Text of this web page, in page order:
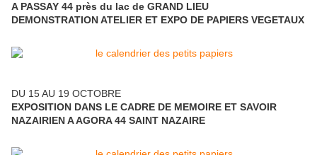
A PASSAY 44 près du lac de GRAND LIEU
DEMONSTRATION ATELIER ET EXPO DE PAPIERS VEGETAUX
DU 15 AU 19 OCTOBRE
EXPOSITION DANS LE CADRE DE MEMOIRE ET SAVOIR
NAZAIRIEN A AGORA 44 SAINT NAZAIRE